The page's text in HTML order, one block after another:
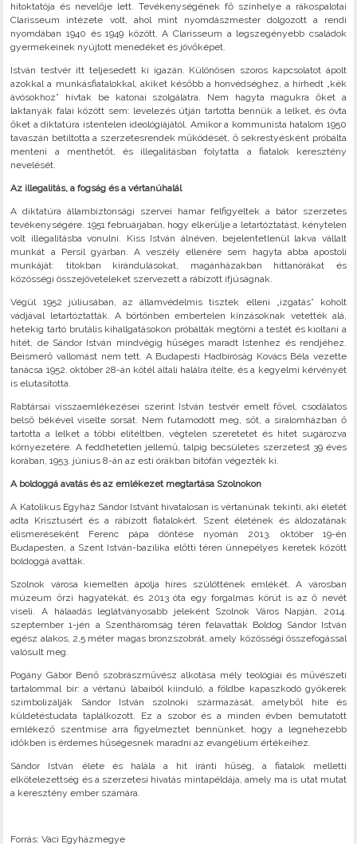
hitoktatója és nevelője lett. Tevékenységének fő színhelye a rákospalotai
Clarisseum intézete volt, ahol mint nyomdászmester dolgozott a rendi
nyomdában 1940 és 1949 között. A Clarisseum a legszegényebb családok
gyermekeinek nyújtott menedéket és jövőképet.
István testvér itt teljesedett ki igazán. Különösen szoros kapcsolatot ápolt
azokkal a munkásfiatalokkal, akiket később a honvédséghez, a hírhedt „kék
ávósokhoz” hívtak be katonai szolgálatra. Nem hagyta magukra őket a
laktanyák falai között sem: levelezés útján tartotta bennük a lelket, és óvta
őket a diktatúra istentelen ideológiájától. Amikor a kommunista hatalom 1950
tavaszán betiltotta a szerzetesrendek működését, ő sekrestyésként próbálta
menteni a menthetőt, és illegalitásban folytatta a fiatalok keresztény
nevelését.
Az illegalitás, a fogság és a vértanúhalál
A diktatúra állambiztonsági szervei hamar felfigyeltek a bátor szerzetes
tevékenységére. 1951 februárjában, hogy elkerülje a letartóztatást, kénytelen
volt illegalitásba vonulni. Kiss István álnéven, bejelentetlenül lakva vállalt
munkát a Persil gyárban. A veszély ellenére sem hagyta abba apostoli
munkáját: titokban kirándulásokat, magánházakban hittanórákat és
közösségi összejöveteleket szervezett a rábízott ifjúságnak.
Végül 1952 júliusában, az államvédelmis tisztek elleni „izgatás” koholt
vádjával letartóztatták. A börtönben embertelen kínzásoknak vetették alá,
hetekig tartó brutális kihallgatásokon próbálták megtörni a testét és kioltani a
hitét, de Sándor István mindvégig hűséges maradt Istenhez és rendjéhez.
Beismerő vallomást nem tett. A Budapesti Hadbíróság Kovács Béla vezette
tanácsa 1952. október 28-án kötél általi halálra ítélte, és a kegyelmi kérvényét
is elutasította.
Rabtársai visszaemlékezései szerint István testvér emelt fővel, csodálatos
belső békével viselte sorsát. Nem futamodott meg, sőt, a siralomházban ő
tartotta a lelket a többi elítéltben, végtelen szeretetet és hitet sugározva
környezetére. A feddhetetlen jellemű, talpig becsületes szerzetest 39 éves
korában, 1953. június 8-án az esti órákban bitófán végezték ki.
A boldoggá avatás és az emlékezet megtartása Szolnokon
A Katolikus Egyház Sándor Istvánt hivatalosan is vértanúnak tekinti, aki életét
adta Krisztusért és a rábízott fiatalokért. Szent életének és áldozatának
elismeréseként Ferenc pápa döntése nyomán 2013. október 19-én
Budapesten, a Szent István-bazilika előtti téren ünnepélyes keretek között
boldoggá avatták.
Szolnok városa kiemelten ápolja híres szülöttének emlékét. A városban
múzeum őrzi hagyatékát, és 2013 óta egy forgalmas körút is az ő nevét
viseli. A hálaadás leglátványosabb jeleként Szolnok Város Napján, 2014.
szeptember 1-jén a Szentháromság téren felavatták Boldog Sándor István
egész alakos, 2,5 méter magas bronzszobrát, amely közösségi összefogással
valósult meg.
Pogány Gábor Benő szobrászművész alkotása mély teológiai és művészeti
tartalommal bír: a vértanú lábaiból kiinduló, a földbe kapaszkodó gyökerek
szimbolizálják Sándor István szolnoki származását, amelyből hite és
küldetéstudata táplálkozott. Ez a szobor és a minden évben bemutatott
emlékező szentmise arra figyelmeztet bennünket, hogy a legnehezebb
időkben is érdemes hűségesnek maradni az evangélium értékeihez.
Sándor István élete és halála a hit iránti hűség, a fiatalok melletti
elkötelezettség és a szerzetesi hivatás mintapéldája, amely ma is utat mutat
a keresztény ember számára.
Forrás: Váci Egyházmegye